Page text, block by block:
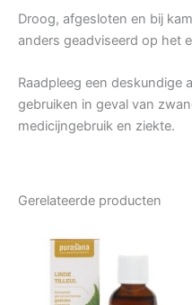
Droog, afgesloten en bij
anders geadviseerd op het
Raadpleeg een deskundige
gebruiken in geval van
medicijngebruik en ziekte.
Gerelateerde producten